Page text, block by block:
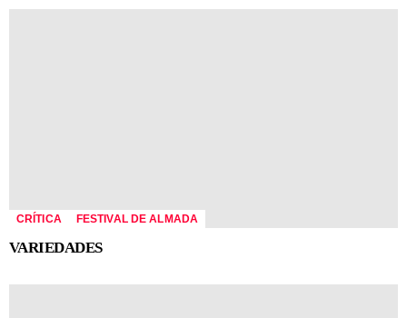
CRÍTICA FESTIVAL DE ALMADA
VARIEDADES